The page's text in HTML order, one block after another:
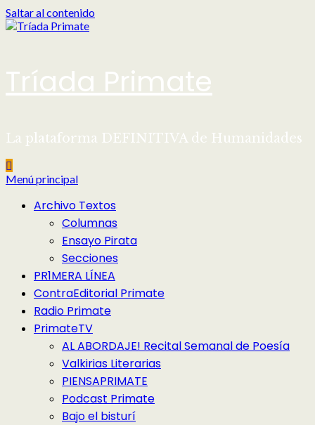
Saltar al contenido
Tríada Primate
La plataforma DEFINITIVA de Humanidades
Menú principal
Archivo Textos
Columnas
Ensayo Pirata
Secciones
PR1MERA LÍNEA
ContraEditorial Primate
Radio Primate
PrimateTV
AL ABORDAJE! Recital Semanal de Poesía
Valkirias Literarias
PIENSAPRIMATE
Podcast Primate
Bajo el bisturí